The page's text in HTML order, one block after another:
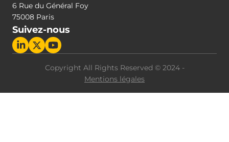
6 Rue du Général Foy
75008 Paris
Suivez-nous
Copyright All Rights Reserved © 2024 -
Mentions légales